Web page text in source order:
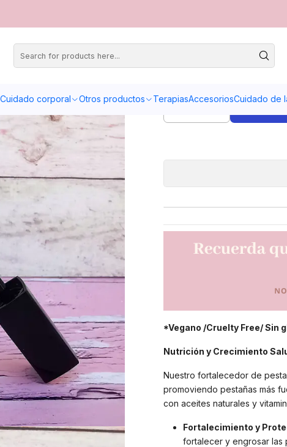
Cuidado corporal Otros productos TerapiasAccesoriosCuidado de
Quantity
*Vegano /Cruelty Free/ Sin
Nutrición y Crecimiento
Nuestro fortalecedor de
promoviendo pestañas más
con aceites naturales y
Fortalecimiento y
fortalecer y engrosar las